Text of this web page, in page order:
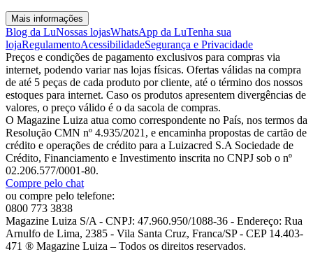
Mais informações
Blog da LuNossas lojasWhatsApp da LuTenha sua
lojaRegulamentoAcessibilidadeSegurança e Privacidade
Preços e condições de pagamento exclusivos para compras via
internet, podendo variar nas lojas físicas. Ofertas válidas na compra
de até 5 peças de cada produto por cliente, até o término dos nossos
estoques para internet. Caso os produtos apresentem divergências de
valores, o preço válido é o da sacola de compras.
O Magazine Luiza atua como correspondente no País, nos termos da
Resolução CMN nº 4.935/2021, e encaminha propostas de cartão de
crédito e operações de crédito para a Luizacred S.A Sociedade de
Crédito, Financiamento e Investimento inscrita no CNPJ sob o nº
02.206.577/0001-80.
Compre pelo chat
ou compre pelo telefone:
0800 773 3838
Magazine Luiza S/A - CNPJ: 47.960.950/1088-36 - Endereço: Rua
Arnulfo de Lima, 2385 - Vila Santa Cruz, Franca/SP - CEP 14.403-
471 ® Magazine Luiza – Todos os direitos reservados.